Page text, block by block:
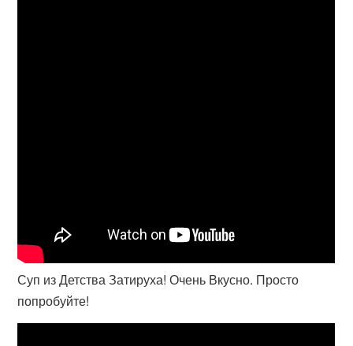
Суп из Детства Затируха! Очень Вкусно. Просто
попробуйте!